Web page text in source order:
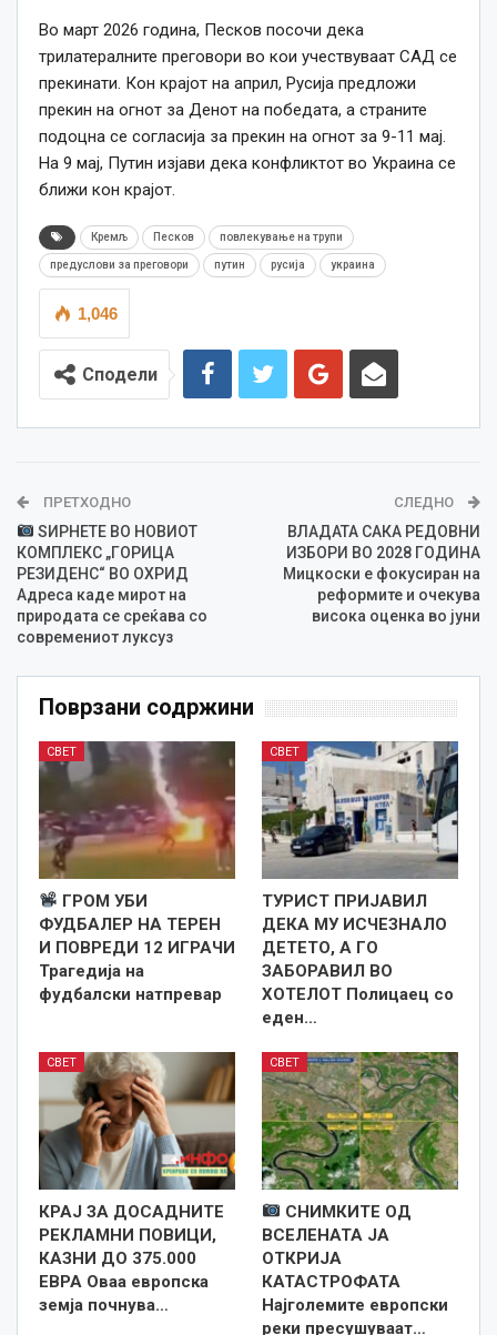
Во март 2026 година, Песков посочи дека
трилатералните преговори во кои учествуваат САД се
прекинати. Кон крајот на април, Русија предложи
прекин на огнот за Денот на победата, а страните
подоцна се согласија за прекин на огнот за 9-11 мај.
На 9 мај, Путин изјави дека конфликтот во Украина се
ближи кон крајот.
Кремљ Песков повлекување на трупи
предуслови за преговори путин русија украина
1,046
Сподели
ПРЕТХОДНО
ЅИРНЕТЕ ВО НОВИОТ
КОМПЛЕКС „ГОРИЦА
РЕЗИДЕНС“ ВО ОХРИД
Адреса каде мирот на
природата се среќава со
современиот луксуз
СЛЕДНО
ВЛАДАТА САКА РЕДОВНИ
ИЗБОРИ ВО 2028 ГОДИНА
Мицкоски е фокусиран на
реформите и очекува
висока оценка во јуни
Поврзани содржини
СВЕТ
ГРОМ УБИ
ФУДБАЛЕР НА ТЕРЕН
И ПОВРЕДИ 12 ИГРАЧИ
Трагедија на
фудбалски натпревар
СВЕТ
ТУРИСТ ПРИЈАВИЛ
ДЕКА МУ ИСЧЕЗНАЛО
ДЕТЕТО, А ГО
ЗАБОРАВИЛ ВО
ХОТЕЛОТ Полицаец со
еден…
СВЕТ
КРАЈ ЗА ДОСАДНИТЕ
РЕКЛАМНИ ПОВИЦИ,
КАЗНИ ДО 375.000
ЕВРА Оваа европска
земја почнува…
СВЕТ
СНИМКИТЕ ОД
ВСЕЛЕНАТА ЈА
ОТКРИЈА
КАТАСТРОФАТА
Најголемите европски
реки пресушуваат…